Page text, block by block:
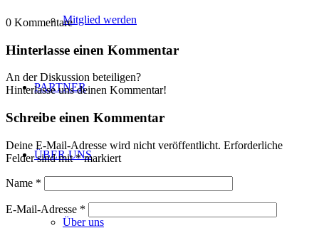
Mitglied werden
PARTNER
ÜBER UNS
Über uns
0 Kommentare
Hinterlasse einen Kommentar
An der Diskussion beteiligen?
Hinterlasse uns deinen Kommentar!
Schreibe einen Kommentar
Deine E-Mail-Adresse wird nicht veröffentlicht. Erforderliche
Felder sind mit*markiert
Name *
E-Mail-Adresse *